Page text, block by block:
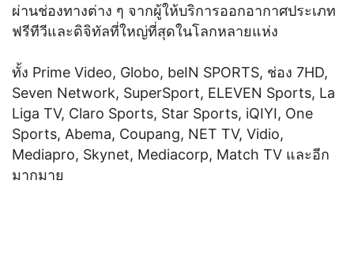
ผ่านช่องทางต่าง ๆ จากผู้ให้บริการออกอากาศประเภท
ฟรีทีวีและดิจิทัลที่ใหญ่ที่สุดในโลกหลายแห่ง
ทั้ง Prime Video, Globo, beIN SPORTS, ช่อง 7HD,
Seven Network, SuperSport, ELEVEN Sports, La
Liga TV, Claro Sports, Star Sports, iQIYI, One
Sports, Abema, Coupang, NET TV, Vidio,
Mediapro, Skynet, Mediacorp, Match TV และอีก
มากมาย